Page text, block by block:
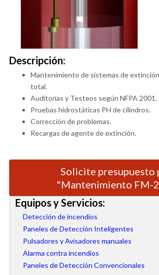
Descripción:
Mantenimiento de sistemas de
total.
Auditorías y Testeos según NFPA 2001.
Pruebas hidrostáticas PH de cilindros.
Corrección de problemas.
Recargas de agente de extinción.
Solicite presupuesto
"Mantenimiento FM-
Equipos y Servicios:
Detección de incendios
Paneles de Detección Inteligentes
Pulsadores y Avisadores manuales
Alarma contra incendios
Paneles de Detección Convencionales